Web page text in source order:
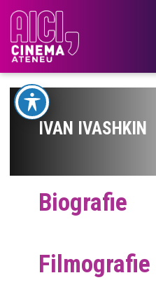
IVAN IVASHKIN
Biografie
Filmografie